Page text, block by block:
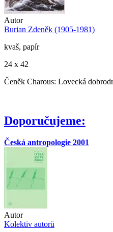
Autor
Burian Zdeněk (1905-1981)
kvaš, papír
24 x 42
Čeněk Charous: Lovecká
Doporučujeme:
Česká antropologie 2001
Autor
Kolektiv autorů